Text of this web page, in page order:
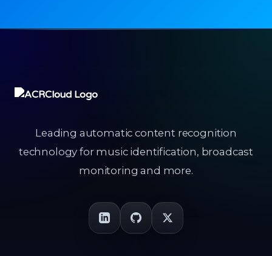
Leading automatic content recognition
technology for music identification, broadcast
monitoring and more.